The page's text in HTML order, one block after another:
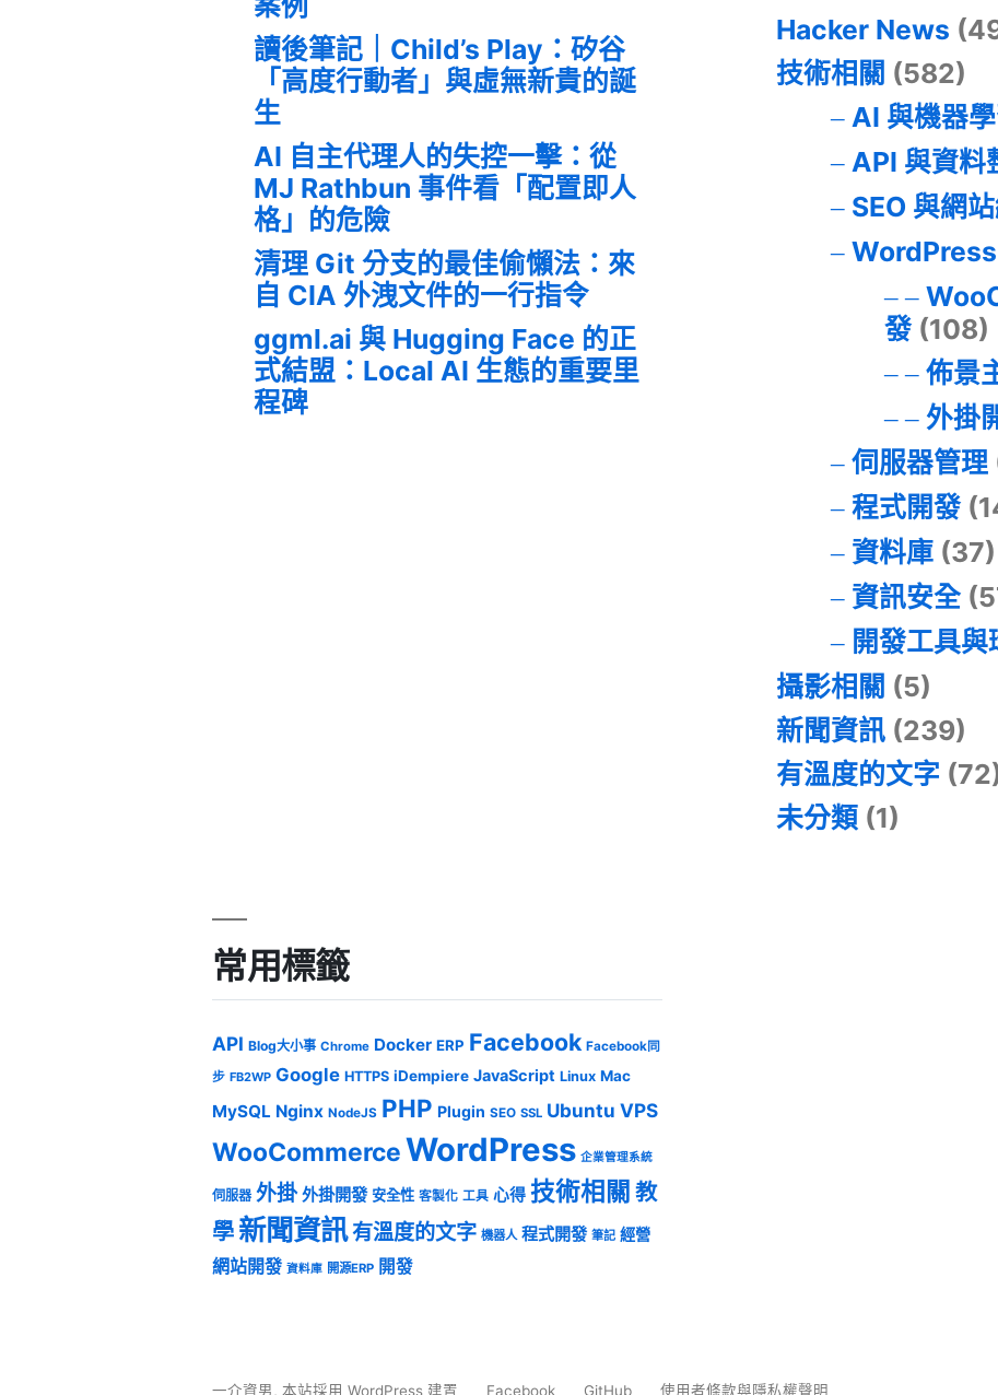
讀後筆記｜Child’s Play：矽谷
「高度行動者」與虛無新貴的誕
生
AI 自主代理人的失控一擊：從
MJ Rathbun 事件看「配置即人
格」的危險
清理 Git 分支的最佳偷懶法：來
自 CIA 外洩文件的一行指令
ggml.ai 與 Hugging Face 的正
式結盟：Local AI 生態的重要里
程碑
Hacker News
技術相關 (582)
AI 與機器
API 與資料
SEO 與網
WordPress
發(108)
佈景
外掛
伺服器管理
程式開發
資料庫(37)
資訊安全
開發工具與
攝影相關 (5)
新聞資訊 (239)
有溫度的文字
未分類 (1)
常用標籤
API Blog大小事 Chrome Docker ERP Facebook Facebook同
步 FB2WP Google HTTPS iDempiere JavaScript Linux Mac
MySQL Nginx NodeJS PHP Plugin SEO SSL Ubuntu VPS
WooCommerceWordPress 企業管理系統
伺服器 外掛 外掛開發 安全性 客製化 工具 心得 技術相關 教
學 新聞資訊有溫度的文字 機器人 程式開發 筆記 經營
網站開發 資料庫 開源ERP 開發
一介資男,本站採用 WordPress 建置 Facebook GitHub 使用者條款與隱私權聲明